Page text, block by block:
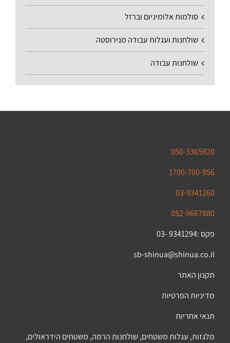
סולמות אלומיניום וברזל
שולחנות ועגלות עבודה מנירוסטה
שולחנות עבודה
050-3365920
1700-700-956
03-9341260
052-9667880
פקס :9341294 -03
sb-shinua@shinua.co.il
תקנון האתר
מדיניות הפרטיות
תנאי אחריות
מלגזות, עגלות משטחים, שולחנות הרמה, משטחים הידראולים,